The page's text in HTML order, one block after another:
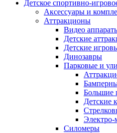
Детское спортивно-
Аксессуары и
Аттракционы
Видео
Детские
Детские
Динозавры
Парковые и
Большие
Детские
Электро-
Силомеры